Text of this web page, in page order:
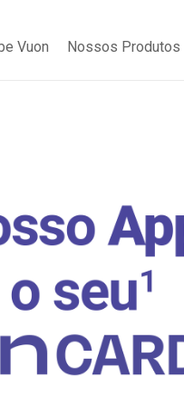
Vuon Nossos Produtos